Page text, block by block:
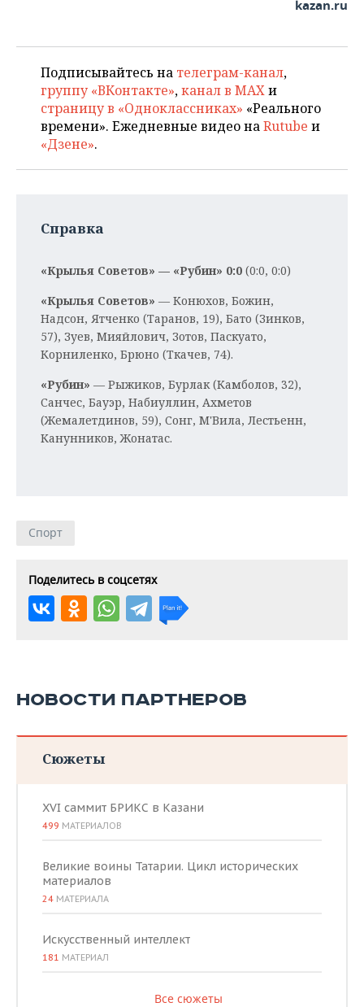
kazan.ru
Подписывайтесь на телеграм-канал,
группу «ВКонтакте»,канал в MAXи
страницу в «Одноклассниках» «Реального
времени». Ежедневные видео наRutube и
«Дзене».
Справка
«Крылья Советов» — «Рубин» 0:0 (0:0, 0:0)
«Крылья Советов» — Конюхов, Божин,
Надсон, Ятченко (Таранов, 19), Бато (Зинков,
57), Зуев, Мияйлович, Зотов, Паскуато,
Корниленко, Брюно (Ткачев, 74).
«Рубин» — Рыжиков, Бурлак (Камболов, 32),
Санчес, Бауэр, Набиуллин, Ахметов
(Жемалетдинов, 59), Сонг, М'Вила, Лестьенн,
Канунников, Жонатас.
Спорт
Поделитесь в соцсетях
НОВОСТИ ПАРТНЕРОВ
Сюжеты
XVI саммит БРИКС в Казани
499 МАТЕРИАЛОВ
Великие воины Татарии. Цикл исторических
материалов
24 МАТЕРИАЛА
Искусственный интеллект
181 МАТЕРИАЛ
Все сюжеты